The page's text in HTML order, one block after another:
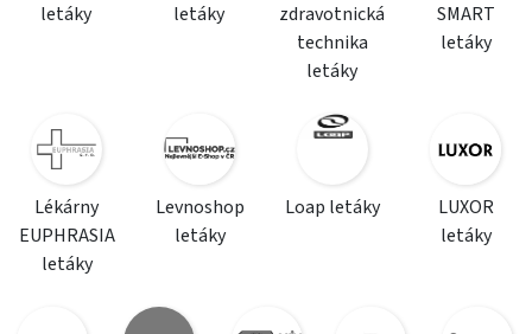
letáky
letáky
zdravotnická
technika
letáky
SMART
letáky
Lékárny
EUPHRASIA
letáky
Levnoshop
letáky
Loap letáky
LUXOR
letáky